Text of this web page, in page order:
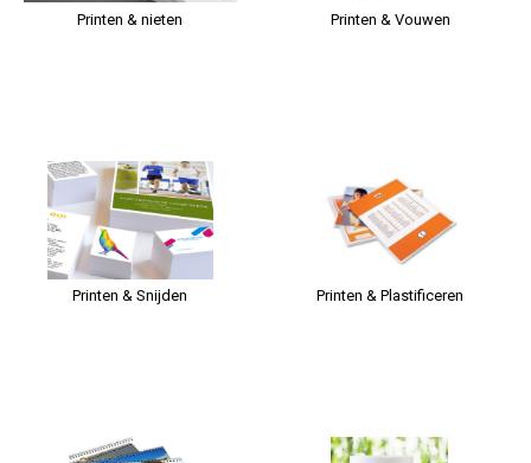
Printen & nieten Printen & Vouwen
Printen & Snijden Printen & Plastificeren